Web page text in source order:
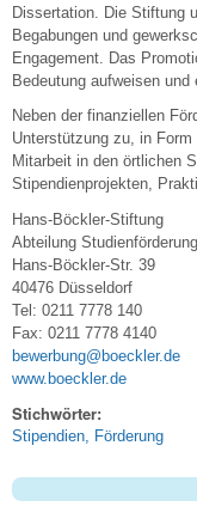
Dissertation. Die Stiftung
Begabungen und
Engagement. Das
Bedeutung aufweisen
Neben der finanziellen
Unterstützung zu, in
Mitarbeit in den örtlichen
Stipendienprojekten,
Hans-Böckler-Stiftung
Abteilung Studienförderung
Hans-Böckler-Str. 39
40476 Düsseldorf
Tel: 0211 7778 140
Fax: 0211 7778 4140
bewerbung@boeckler.de
www.boeckler.de
Stichwörter:
Stipendien, Förderung